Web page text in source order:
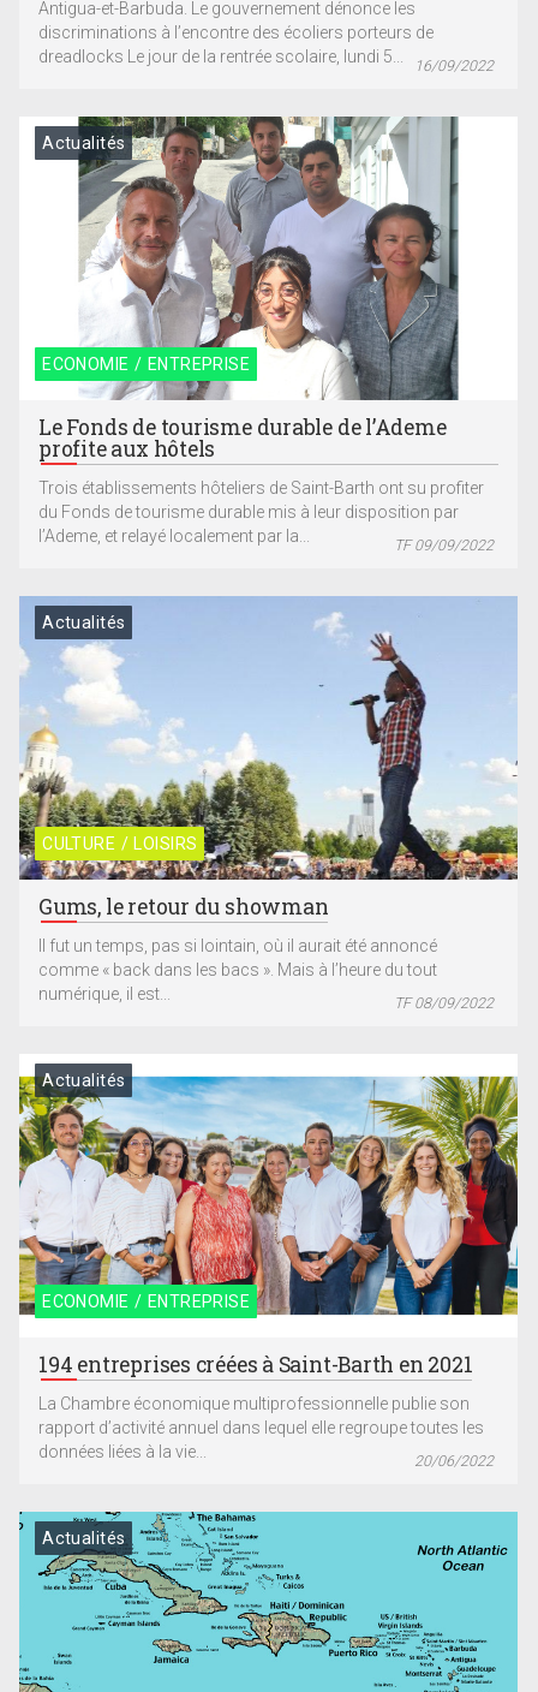
Antigua-et-Barbuda. Le gouvernement dénonce les
discriminations à l’encontre des écoliers porteurs de
dreadlocks Le jour de la rentrée scolaire, lundi 5...
16/09/2022
ECONOMIE / ENTREPRISE
Actualités
Le Fonds de tourisme durable de l’Ademe
profite aux hôtels
Trois établissements hôteliers de Saint-Barth ont su profiter
du Fonds de tourisme durable mis à leur disposition par
l’Ademe, et relayé localement par la...
TF 09/09/2022
CULTURE / LOISIRS
Actualités
Gums, le retour du showman
Il fut un temps, pas si lointain, où il aurait été annoncé
comme « back dans les bacs ». Mais à l’heure du tout
numérique, il est...
TF 08/09/2022
ECONOMIE / ENTREPRISE
Actualités
194 entreprises créées à Saint-Barth en 2021
La Chambre économique multiprofessionnelle publie son
rapport d’activité annuel dans lequel elle regroupe toutes les
données liées à la vie...
20/06/2022
Actualités